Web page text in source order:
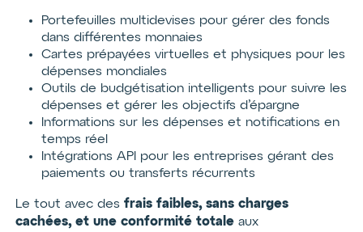
Portefeuilles multidevises pour gérer des fonds
dans différentes monnaies
Cartes prépayées virtuelles et physiques pour les
dépenses mondiales
Outils de budgétisation intelligents pour suivre les
dépenses et gérer les objectifs d’épargne
Informations sur les dépenses et notifications en
temps réel
Intégrations API pour les entreprises gérant des
paiements ou transferts récurrents
Le tout avec desfrais faibles, sans charges
cachées, et une conformité totale aux